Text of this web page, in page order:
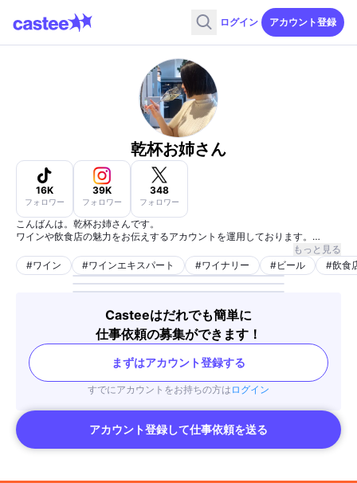
ログイン アカウント登録
乾杯お姉さん
16K
フォロワー
39K
フォロワー
348
フォロワー
こんばんは。乾杯お姉さんです。
ワインや飲食店の魅力をお伝えするアカウントを運用しております。
ただ褒めるだけじゃ無い、魅力をお伝えするように心がけております。
色々なことに調査しておりますので、お気軽にお声掛けください。
ワインエキスパート保持
もっと見る
#ワイン #ワインエキスパート #ワイナリー #ビール #飲食
Casteeはだれでも簡単に
仕事依頼の募集ができます！
まずはアカウント登録する
すでにアカウントをお持ちの方は ログイン
アカウント登録して仕事依頼を送る